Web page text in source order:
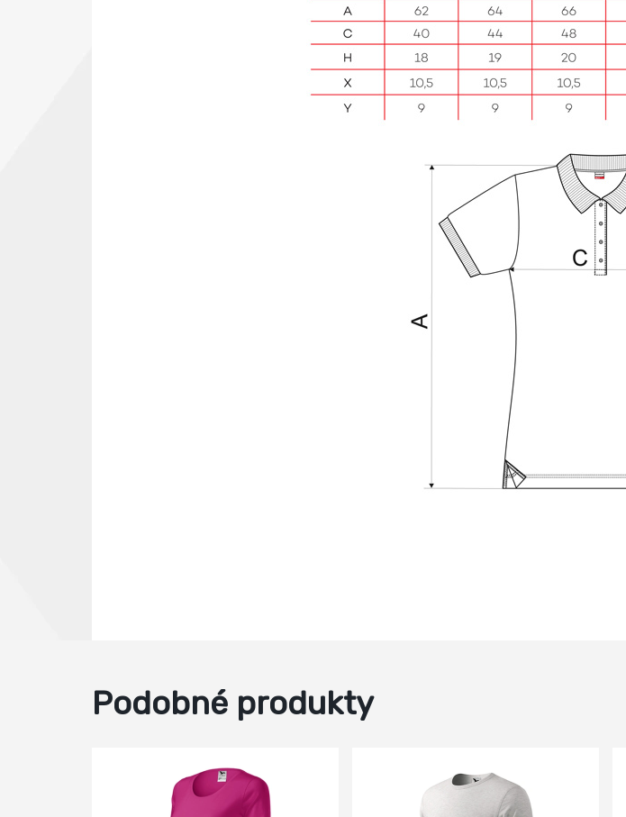
Podobné produkty